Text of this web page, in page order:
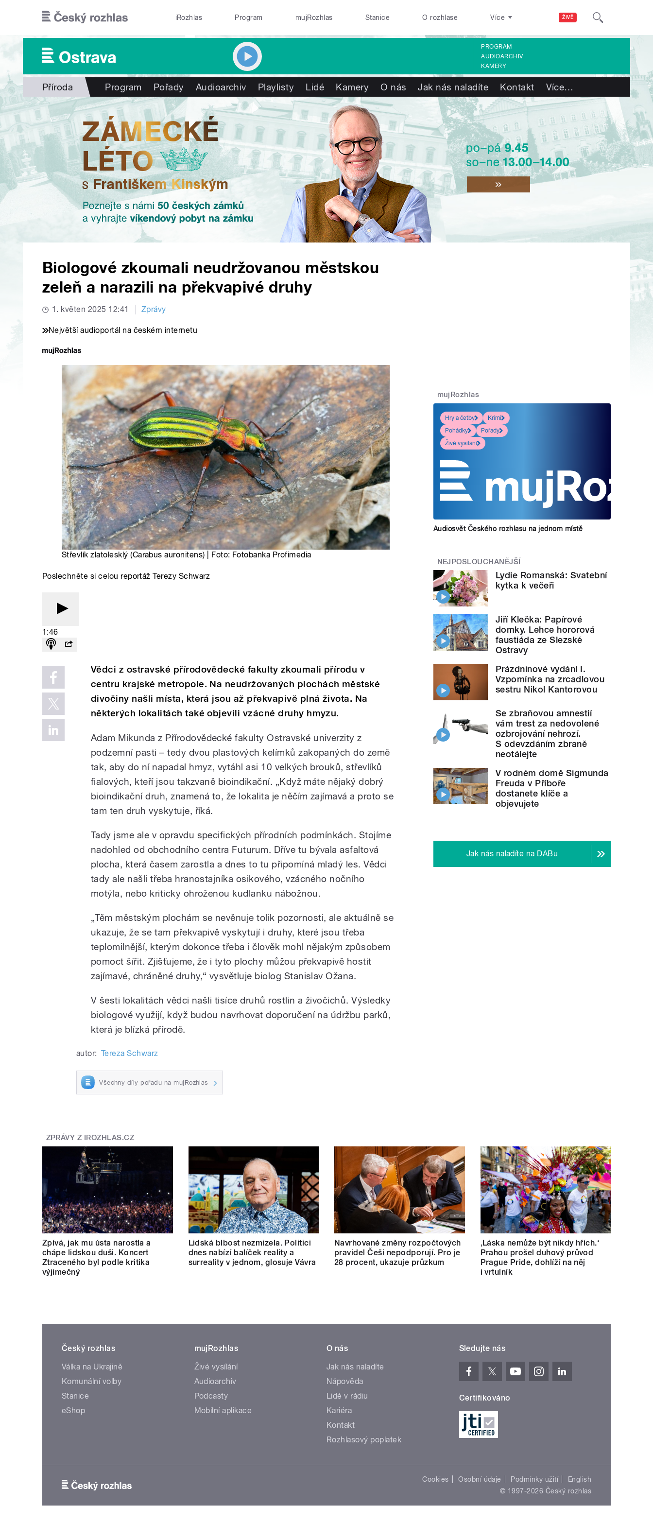
ŽIVĚ
iRozhlas Program mujRozhlas Stanice O rozhlase Více
PROGRAM
AUDIOARCHIV
KAMERY
Příroda Program Pořady Audioarchiv Playlisty Lidé Kamery O nás Jak nás naladíte Kontakt Více…
Biologové zkoumali neudržovanou městskou
zeleň a narazili na překvapivé druhy
1. květen 2025 12:41 Zprávy
Největší audioportál na českém internetu
Střevlík zlatolesklý (Carabus auronitens) | Foto: Fotobanka Profimedia
Poslechněte si celou reportáž Terezy Schwarz
1:46
Vědci z ostravské přírodovědecké fakulty zkoumali přírodu v
centru krajské metropole. Na neudržovaných plochách městské
divočiny našli místa, která jsou až překvapivě plná života. Na
některých lokalitách také objevili vzácné druhy hmyzu.
Adam Mikunda z Přírodovědecké fakulty Ostravské univerzity z
podzemní pasti – tedy dvou plastových kelímků zakopaných do země
tak, aby do ní napadal hmyz, vytáhl asi 10 velkých brouků, střevlíků
fialových, kteří jsou takzvaně bioindikační. „Když máte nějaký dobrý
bioindikační druh, znamená to, že lokalita je něčím zajímavá a proto se
tam ten druh vyskytuje, říká.
Tady jsme ale v opravdu specifických přírodních podmínkách. Stojíme
nadohled od obchodního centra Futurum. Dříve tu bývala asfaltová
plocha, která časem zarostla a dnes to tu připomíná mladý les. Vědci
tady ale našli třeba hranostajníka osikového, vzácného nočního
motýla, nebo kriticky ohroženou kudlanku nábožnou.
„Těm městským plochám se nevěnuje tolik pozornosti, ale aktuálně se
ukazuje, že se tam překvapivě vyskytují i druhy, které jsou třeba
teplomilnější, kterým dokonce třeba i člověk mohl nějakým způsobem
pomoct šířit. Zjišťujeme, že i tyto plochy můžou překvapivě hostit
zajímavé, chráněné druhy,“ vysvětluje biolog Stanislav Ožana.
V šesti lokalitách vědci našli tisíce druhů rostlin a živočichů. Výsledky
biologové využijí, když budou navrhovat doporučení na údržbu parků,
která je blízká přírodě.
autor: Tereza Schwarz
Všechny díly pořadu na mujRozhlas
mujRozhlas
Hry a četby
Krimi
Pohádky
Pořady
Živé vysílání
Audiosvět Českého rozhlasu na jednom místě
NEJPOSLOUCHANĚJŠÍ
Lydie Romanská: Svatební
kytka k večeři
Jiří Klečka: Papírové
domky. Lehce hororová
faustiáda ze Slezské
Ostravy
Prázdninové vydání I.
Vzpomínka na zrcadlovou
sestru Nikol Kantorovou
Se zbraňovou amnestií
vám trest za nedovolené
ozbrojování nehrozí.
S odevzdáním zbraně
neotálejte
V rodném domě Sigmunda
Freuda v Příboře
dostanete klíče a
objevujete
Jak nás naladíte na DABu
ZPRÁVY Z IROZHLAS.CZ
Zpívá, jak mu ústa narostla a
chápe lidskou duši. Koncert
Ztraceného byl podle kritika
výjimečný
Lidská blbost nezmizela. Politici
dnes nabízí balíček reality a
surreality v jednom, glosuje Vávra
Navrhované změny rozpočtových
pravidel Češi nepodporují. Pro je
28 procent, ukazuje průzkum
‚Láska nemůže být nikdy hřích.‘
Prahou prošel duhový průvod
Prague Pride, dohlíží na něj
i vrtulník
Český rozhlas
Válka na Ukrajině
Komunální volby
Stanice
eShop
mujRozhlas
Živé vysílání
Audioarchiv
Podcasty
Mobilní aplikace
O nás
Jak nás naladíte
Nápověda
Lidé v rádiu
Kariéra
Kontakt
Rozhlasový poplatek
Sledujte nás
Certifikováno
Cookies Osobní údaje Podmínky užití
English
© 1997-2026 Český rozhlas